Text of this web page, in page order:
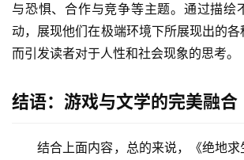
与恐惧、合作与竞争等主题。通过描绘
动，展现他们在极端环境下所展现出的
而引发读者对于人性和社会现象的思考。
结语：游戏与文学的完美融合
结合上面内容，总的来说，《绝地